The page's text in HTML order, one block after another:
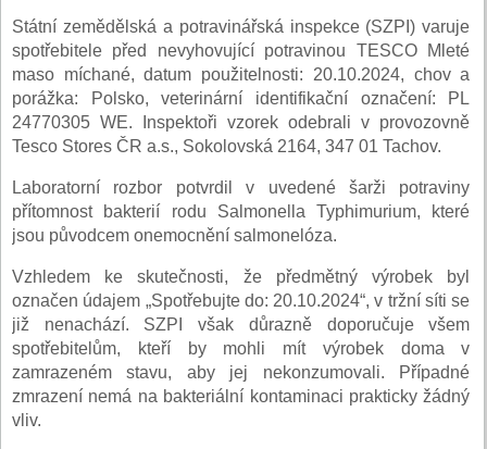
Státní zemědělská a potravinářská inspekce (SZPI) varuje
spotřebitele před nevyhovující potravinou TESCO Mleté
maso míchané, datum použitelnosti: 20.10.2024, chov a
porážka: Polsko, veterinární identifikační označení: PL
24770305 WE. Inspektoři vzorek odebrali v provozovně
Tesco Stores ČR a.s., Sokolovská 2164, 347 01 Tachov.
Laboratorní rozbor potvrdil v uvedené šarži potraviny
přítomnost bakterií rodu Salmonella Typhimurium, které
jsou původcem onemocnění salmonelóza.
Vzhledem ke skutečnosti, že předmětný výrobek byl
označen údajem „Spotřebujte do: 20.10.2024“, v tržní síti se
již nenachází. SZPI však důrazně doporučuje všem
spotřebitelům, kteří by mohli mít výrobek doma v
zamrazeném stavu, aby jej nekonzumovali. Případné
zmrazení nemá na bakteriální kontaminaci prakticky žádný
vliv.